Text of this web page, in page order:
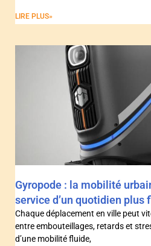
LIRE PLUS»
Gyropode : la mobilité
service d’un quotidien plus
Chaque déplacement en ville peut
entre embouteillages, retards et
d’une mobilité fluide,